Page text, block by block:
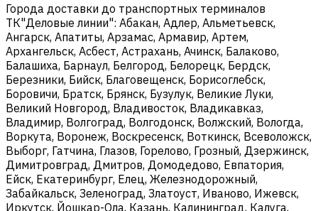
Города доставки до транспортных терминалов
ТК"Деловые линии": Абакан, Адлер, Альметьевск,
Ангарск, Апатиты, Арзамас, Армавир, Артем,
Архангельск, Асбест, Астрахань, Ачинск, Балаково,
Балашиха, Барнаул, Белгород, Белорецк, Бердск,
Березники, Бийск, Благовещенск, Борисоглебск,
Боровичи, Братск, Брянск, Бузулук, Великие Луки,
Великий Новгород, Владивосток, Владикавказ,
Владимир, Волгоград, Волгодонск, Волжский, Вологда,
Воркута, Воронеж, Воскресенск, Воткинск, Всеволожск,
Выборг, Гатчина, Глазов, Горелово, Грозный, Дзержинск,
Димитровград, Дмитров, Домодедово, Евпатория,
Ейск, Екатеринбург, Елец, Железнодорожный,
Забайкальск, Зеленоград, Златоуст, Иваново, Ижевск,
Иркутск, Йошкар-Ола, Казань, Калининград, Калуга,